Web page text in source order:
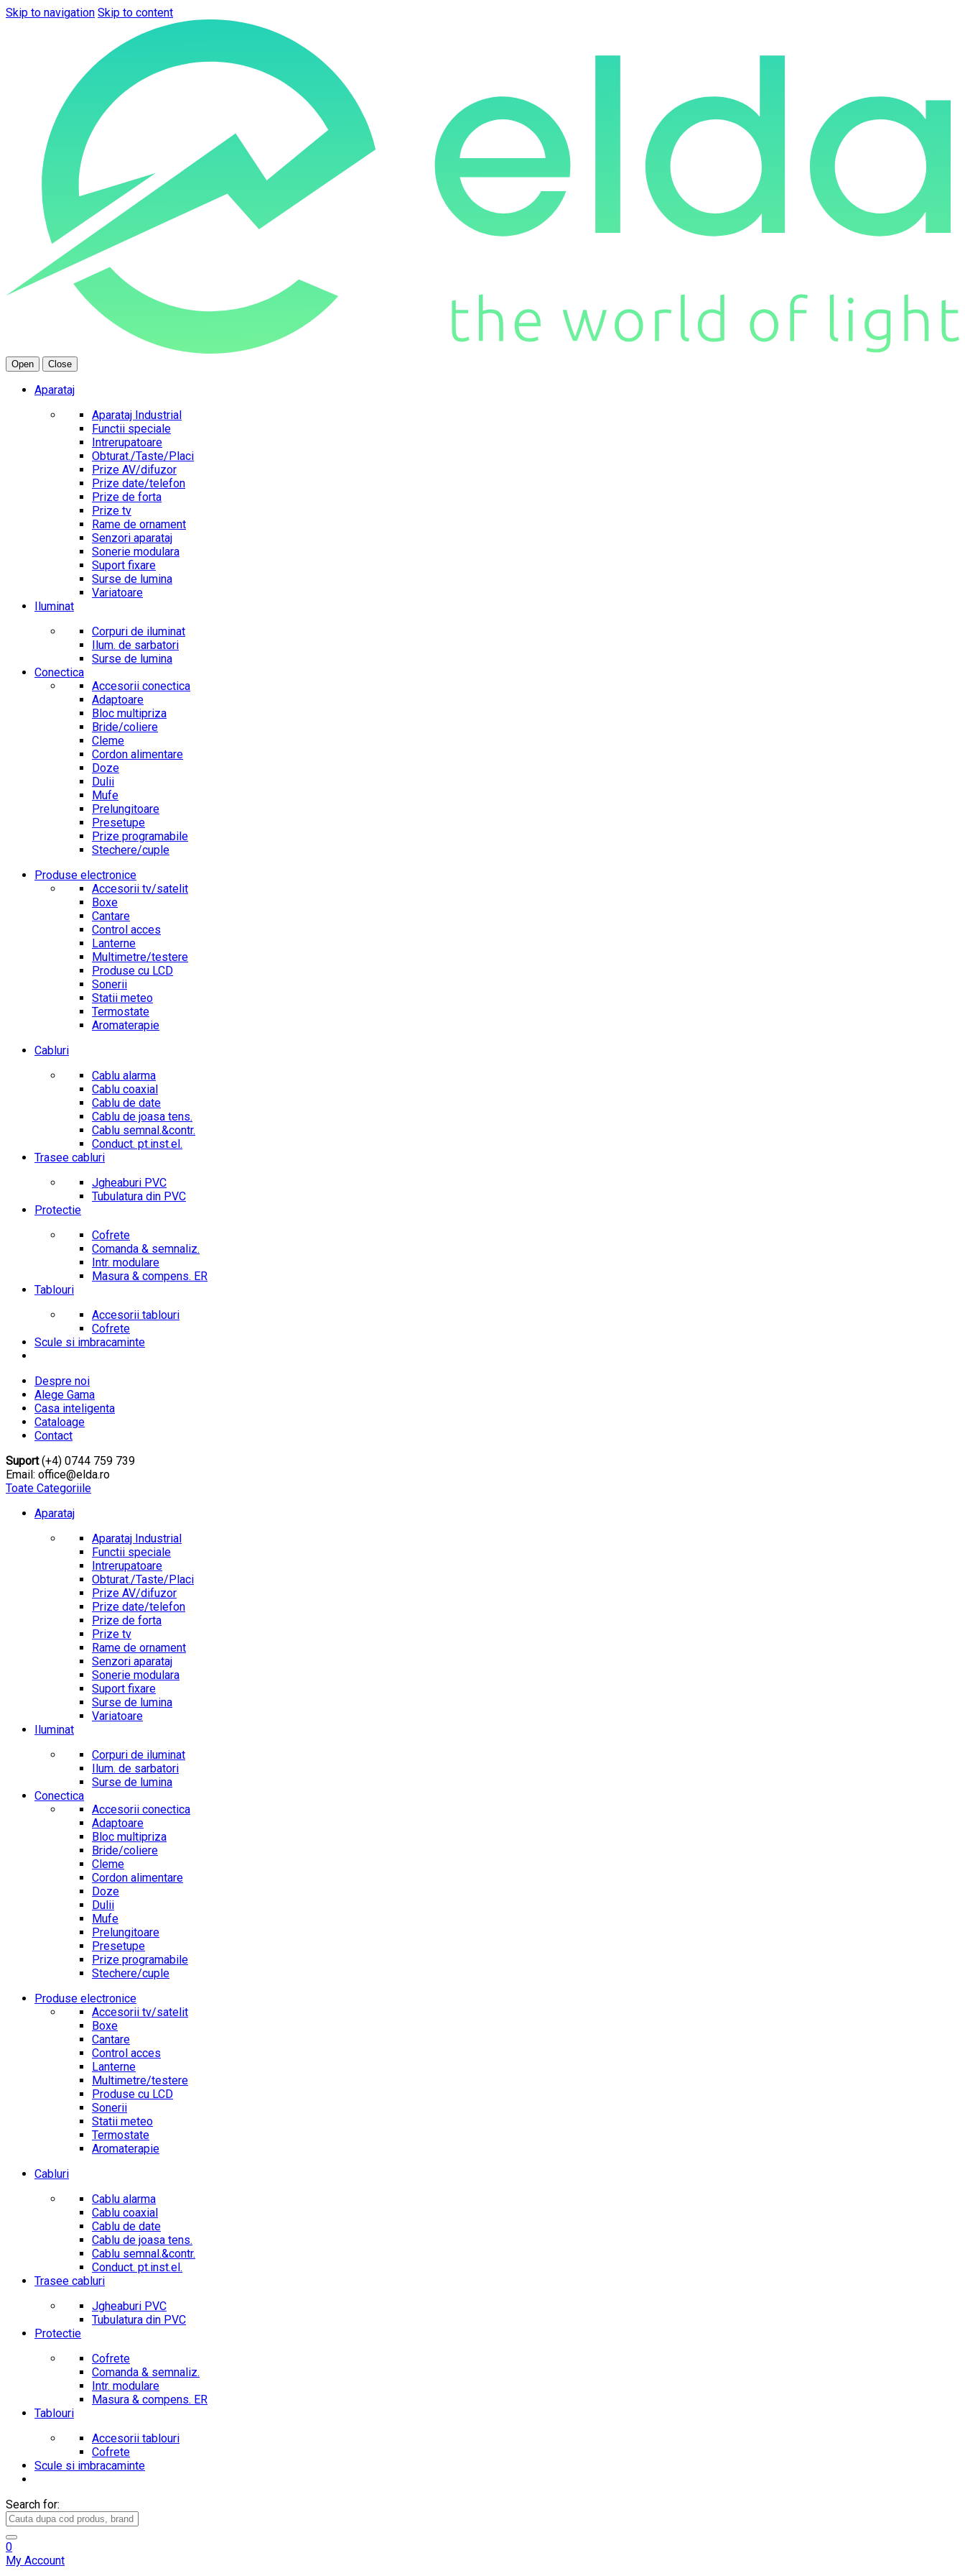
Skip to navigation Skip to content
Open Close
Aparataj
Aparataj Industrial
Functii speciale
Intrerupatoare
Obturat./Taste/Placi
Prize AV/difuzor
Prize date/telefon
Prize de forta
Prize tv
Rame de ornament
Senzori aparataj
Sonerie modulara
Suport fixare
Surse de lumina
Variatoare
Iluminat
Corpuri de iluminat
Ilum. de sarbatori
Surse de lumina
Conectica
Accesorii conectica
Adaptoare
Bloc multipriza
Bride/coliere
Cleme
Cordon alimentare
Doze
Dulii
Mufe
Prelungitoare
Presetupe
Prize programabile
Stechere/cuple
Produse electronice
Accesorii tv/satelit
Boxe
Cantare
Control acces
Lanterne
Multimetre/testere
Produse cu LCD
Sonerii
Statii meteo
Termostate
Aromaterapie
Cabluri
Cablu alarma
Cablu coaxial
Cablu de date
Cablu de joasa tens.
Cablu semnal.&contr.
Conduct. pt.inst.el.
Trasee cabluri
Jgheaburi PVC
Tubulatura din PVC
Protectie
Cofrete
Comanda & semnaliz.
Intr. modulare
Masura & compens. ER
Tablouri
Accesorii tablouri
Cofrete
Scule si imbracaminte
Despre noi
Alege Gama
Casa inteligenta
Cataloage
Contact
Suport(+4) 0744 759 739
Email: office@elda.ro
Toate Categoriile
Aparataj
Aparataj Industrial
Functii speciale
Intrerupatoare
Obturat./Taste/Placi
Prize AV/difuzor
Prize date/telefon
Prize de forta
Prize tv
Rame de ornament
Senzori aparataj
Sonerie modulara
Suport fixare
Surse de lumina
Variatoare
Iluminat
Corpuri de iluminat
Ilum. de sarbatori
Surse de lumina
Conectica
Accesorii conectica
Adaptoare
Bloc multipriza
Bride/coliere
Cleme
Cordon alimentare
Doze
Dulii
Mufe
Prelungitoare
Presetupe
Prize programabile
Stechere/cuple
Produse electronice
Accesorii tv/satelit
Boxe
Cantare
Control acces
Lanterne
Multimetre/testere
Produse cu LCD
Sonerii
Statii meteo
Termostate
Aromaterapie
Cabluri
Cablu alarma
Cablu coaxial
Cablu de date
Cablu de joasa tens.
Cablu semnal.&contr.
Conduct. pt.inst.el.
Trasee cabluri
Jgheaburi PVC
Tubulatura din PVC
Protectie
Cofrete
Comanda & semnaliz.
Intr. modulare
Masura & compens. ER
Tablouri
Accesorii tablouri
Cofrete
Scule si imbracaminte
Search for:
0
My Account